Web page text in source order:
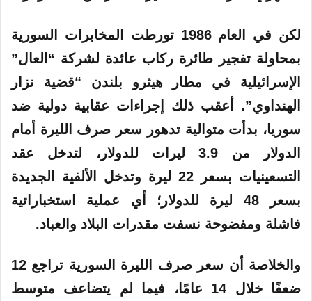
لكن في العام 1986 تورطت المخابرات السورية
بمحاولة تفجير طائرة ركاب عائدة لشركة “العال”
الإسرائيلية في مطار هيثرو بلندن “قضية نزار
الهنداوي”. أعقب ذلك إجراءات عقابية دولية ضد
سوريا، بدأت متوالية تدهور سعر صرف الليرة أمام
الدولار من 3.9 ليرات للدولار، لتدخل عقد
التسعينيات بسعر 22 ليرة وتدخل الألفية الجديدة
بسعر 48 ليرة للدولار؛ أي عملية استخباراتية
فاشلة ومفضوحة نسفت مقدرات البلاد والعباد.
والخلاصة أن سعر صرف الليرة السورية تراجع 12
ضعفًا خلال 14 عامًا، فيما لم يتضاعف متوسط